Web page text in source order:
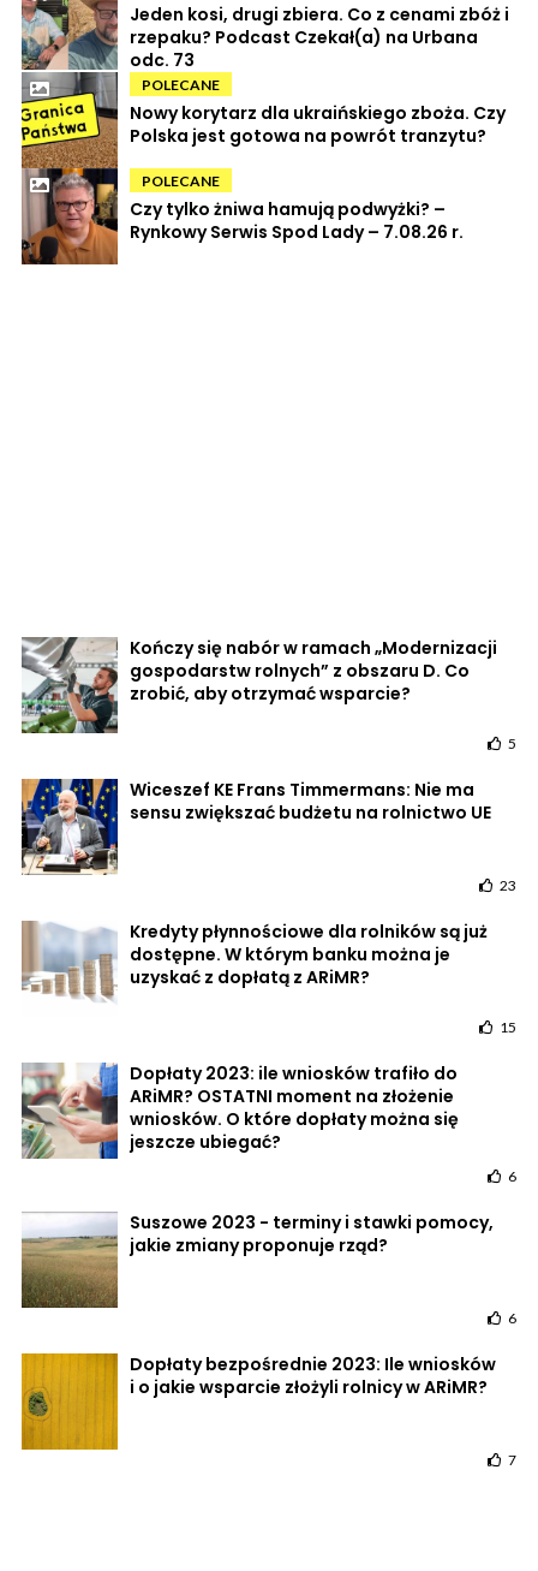
Jeden kosi, drugi zbiera. Co z cenami zbóż i
rzepaku? Podcast Czekał(a) na Urbana
odc. 73
POLECANE
Nowy korytarz dla ukraińskiego zboża. Czy
Polska jest gotowa na powrót tranzytu?
POLECANE
Czy tylko żniwa hamują podwyżki? –
Rynkowy Serwis Spod Lady – 7.08.26 r.
Kończy się nabór w ramach „Modernizacji
gospodarstw rolnych” z obszaru D. Co
zrobić, aby otrzymać wsparcie?
5
Wiceszef KE Frans Timmermans: Nie ma
sensu zwiększać budżetu na rolnictwo UE
23
Kredyty płynnościowe dla rolników są już
dostępne. W którym banku można je
uzyskać z dopłatą z ARiMR?
15
Dopłaty 2023: ile wniosków trafiło do
ARiMR? OSTATNI moment na złożenie
wniosków. O które dopłaty można się
jeszcze ubiegać?
6
Suszowe 2023 - terminy i stawki pomocy,
jakie zmiany proponuje rząd?
6
Dopłaty bezpośrednie 2023: Ile wniosków
i o jakie wsparcie złożyli rolnicy w ARiMR?
7